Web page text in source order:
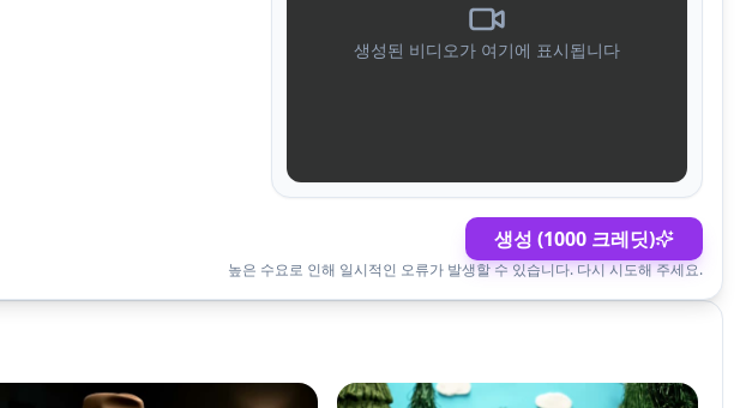
생성된 비디오가 여기에 표시됩니다
생성 (1000 크레딧)
높은 수요로 인해 일시적인 오류가 발생할 수 있습니다. 다시 시도해 주세요.